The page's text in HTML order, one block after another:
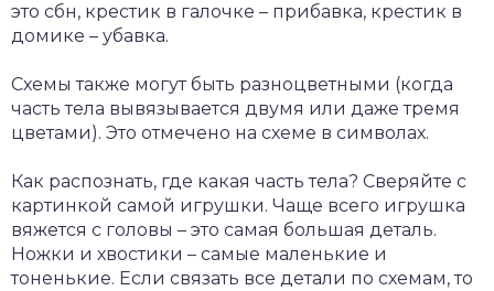
это сбн, крестик в галочке – прибавка, крестик в
домике – убавка.
Схемы также могут быть разноцветными (когда
часть тела вывязывается двумя или даже тремя
цветами). Это отмечено на схеме в символах.
Как распознать, где какая часть тела? Сверяйте с
картинкой самой игрушки. Чаще всего игрушка
вяжется с головы – это самая большая деталь.
Ножки и хвостики – самые маленькие и
тоненькие. Если связать все детали по схемам, то